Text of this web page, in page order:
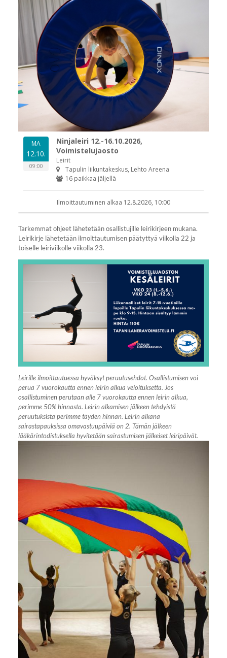
Tarkemmat ohjeet lähetetään osallistujille leirikirjeen mukana.
Leirikirje lähetetään ilmoittautumisen päätyttyä viikolla 22 ja
toiselle leiriviikolle viikolla 23.
Leirille ilmoittautuessa hyväksyt peruutusehdot. Osallistumisen voi
perua 7 vuorokautta ennen leirin alkua veloituksetta. Jos
osallistuminen perutaan alle 7 vuorokautta ennen leirin alkua,
perimme 50% hinnasta. Leirin alkamisen jälkeen tehdyistä
peruutuksista perimme täyden hinnan. Leirin aikana
sairastapauksissa omavastuupäiviä on 2. Tämän jälkeen
lääkärintodistuksella hyvitetään sairastumisen jälkeiset leiripäivät.